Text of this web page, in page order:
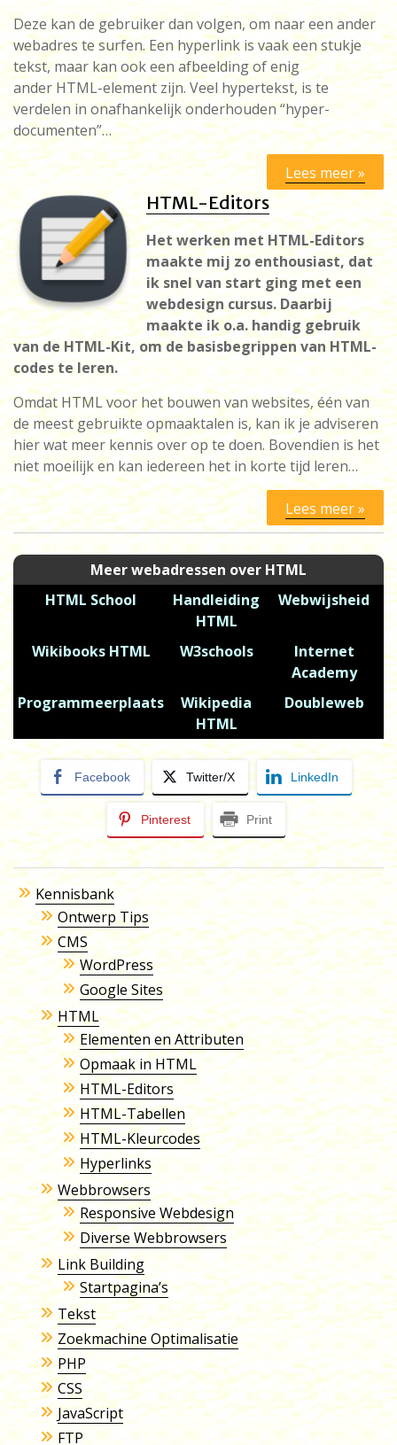
Deze kan de gebruiker dan volgen, om naar een ander
webadres te surfen. Een hyperlink is vaak een stukje
tekst, maar kan ook een afbeelding of enig
ander HTML-element zijn. Veel hypertekst, is te
verdelen in onafhankelijk onderhouden “hyper-
documenten”…
Lees meer »
HTML-Editors
Het werken met HTML-Editors
maakte mij zo enthousiast, dat
ik snel van start ging met een
webdesign cursus. Daarbij
maakte ik o.a. handig gebruik
van de HTML-Kit, om de basisbegrippen van HTML-
codes te leren.
Omdat HTML voor het bouwen van websites, één van
de meest gebruikte opmaaktalen is, kan ik je adviseren
hier wat meer kennis over op te doen. Bovendien is het
niet moeilijk en kan iedereen het in korte tijd leren…
Lees meer »
Meer webadressen over HTML
HTML School
Handleiding
HTML
Webwijsheid
Wikibooks HTML W3schools
Internet
Academy
Programmeerplaats
Wikipedia
HTML
Doubleweb
Facebook Twitter/X LinkedIn
Pinterest Print
Kennisbank
Ontwerp Tips
CMS
WordPress
Google Sites
HTML
Elementen en Attributen
Opmaak in HTML
HTML-Editors
HTML-Tabellen
HTML-Kleurcodes
Hyperlinks
Webbrowsers
Responsive Webdesign
Diverse Webbrowsers
Link Building
Startpagina’s
Tekst
Zoekmachine Optimalisatie
PHP
CSS
JavaScript
FTP